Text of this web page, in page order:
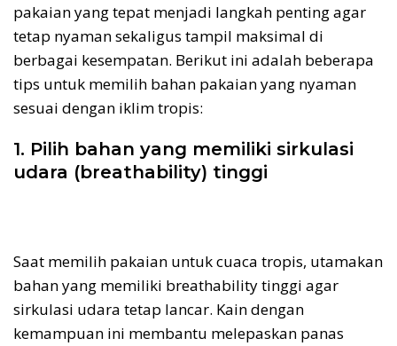
pakaian yang tepat menjadi langkah penting agar
tetap nyaman sekaligus tampil maksimal di
berbagai kesempatan. Berikut ini adalah beberapa
tips untuk memilih bahan pakaian yang nyaman
sesuai dengan iklim tropis:
1. Pilih bahan yang memiliki sirkulasi
udara (breathability) tinggi
Saat memilih pakaian untuk cuaca tropis, utamakan
bahan yang memiliki breathability tinggi agar
sirkulasi udara tetap lancar. Kain dengan
kemampuan ini membantu melepaskan panas